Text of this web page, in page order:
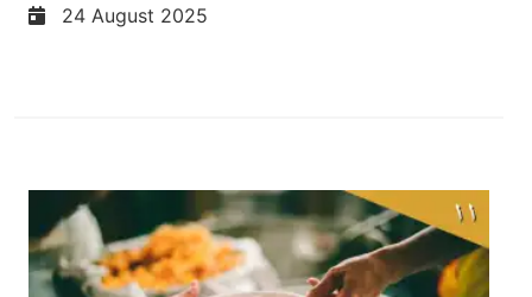
24 August 2025